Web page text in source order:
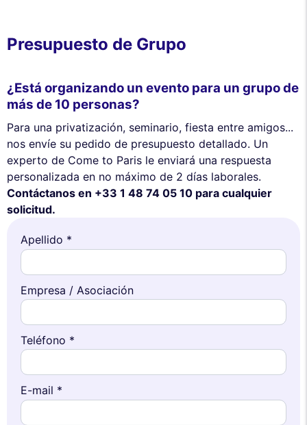
Presupuesto de Grupo
¿Está organizando un evento para un grupo de
más de 10 personas?
Para una privatización, seminario, fiesta entre amigos...
nos envíe su pedido de presupuesto detallado. Un
experto de Come to Paris le enviará una respuesta
personalizada en no máximo de 2 días laborales.
Contáctanos en +33 1 48 74 05 10 para cualquier
solicitud.
Apellido *
Empresa / Asociación
Teléfono *
E-mail *